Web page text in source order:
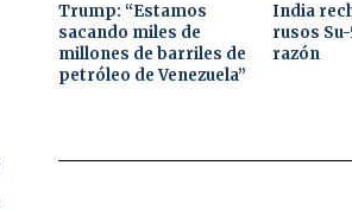
Trump: “Estamos
sacando miles de
millones de barriles de
petróleo de Venezuela”
India
rusos
razón